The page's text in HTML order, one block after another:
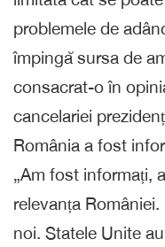
problemele de
împingă sursa de
consacrat-o în
cancelariei
România a fost
„Am fost informați,
relevanța
noi. Statele Unite